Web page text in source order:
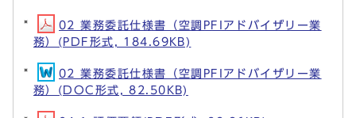
02 業務委託仕様書（空調PFIアドバイザリー業
務）(PDF形式, 184.69KB)
02 業務委託仕様書（空調PFIアドバイザリー業
務）(DOC形式, 82.50KB)